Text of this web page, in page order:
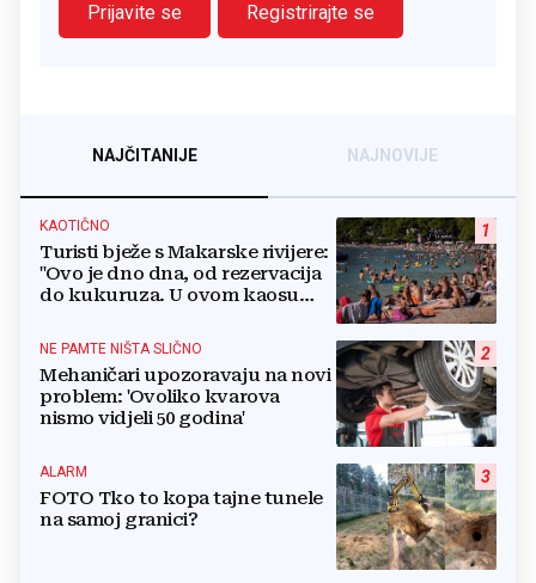
Prijavite se
Registrirajte se
NAJČITANIJE NAJNOVIJE
1
KAOTIČNO
Turisti bježe s Makarske rivijere:
"Ovo je dno dna, od rezervacija
do kukuruza. U ovom kaosu
2
NE PAMTE NIŠTA SLIČNO
Mehaničari upozoravaju na novi
problem: 'Ovoliko kvarova
nismo vidjeli 50 godina'
3
ALARM
FOTO Tko to kopa tajne tunele
na samoj granici?